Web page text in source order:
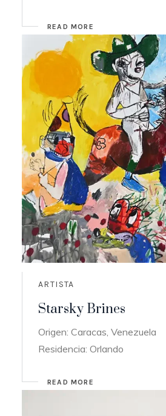
READ MORE
ARTISTA
Starsky Brines
Origen: Caracas, Venezuela
Residencia: Orlando
READ MORE